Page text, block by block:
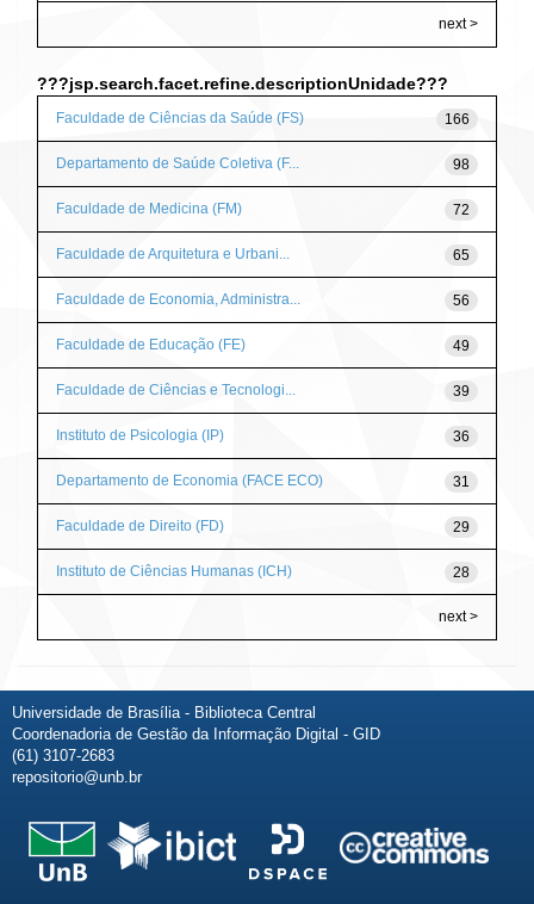
next >
???jsp.search.facet.refine.descriptionUnidade???
166
Faculdade de Ciências da Saúde (FS)
98
Departamento de Saúde Coletiva (F...
72
Faculdade de Medicina (FM)
65
Faculdade de Arquitetura e Urbani...
56
Faculdade de Economia, Administra...
49
Faculdade de Educação (FE)
39
Faculdade de Ciências e Tecnologi...
36
Instituto de Psicologia (IP)
31
Departamento de Economia (FACE ECO)
29
Faculdade de Direito (FD)
28
Instituto de Ciências Humanas (ICH)
next >
Universidade de Brasília - Biblioteca Central
Coordenadoria de Gestão da Informação Digital - GID
(61) 3107-2683
repositorio@unb.br